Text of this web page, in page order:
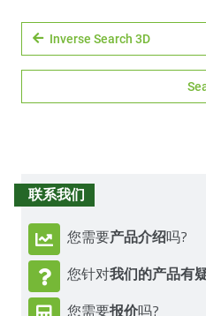
Inverse Search 3D
联系我们
您需要产品介绍吗?
您针对我们的产品有
您需要报价吗?